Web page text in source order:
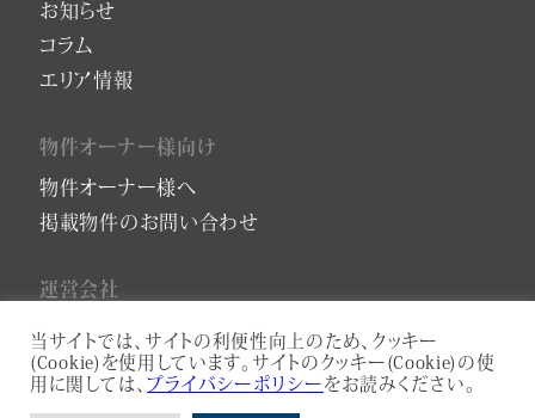
お知らせ
コラム
エリア情報
物件オーナー様向け
物件オーナー様へ
掲載物件のお問い合わせ
運営会社
会社概要
プライバシーポリシー
サービスアパートメントコンサルティング
当サイトでは、サイトの利便性向上のため、クッキー
(Cookie)を使用しています。サイトのクッキー(Cookie)の使
用に関しては、 プライバシーポリシー をお読みください。